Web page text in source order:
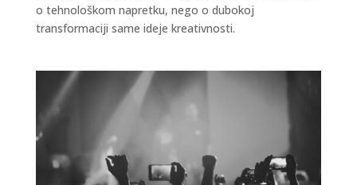
o tehnološkom napretku, nego o dubokoj
transformaciji same ideje kreativnosti.